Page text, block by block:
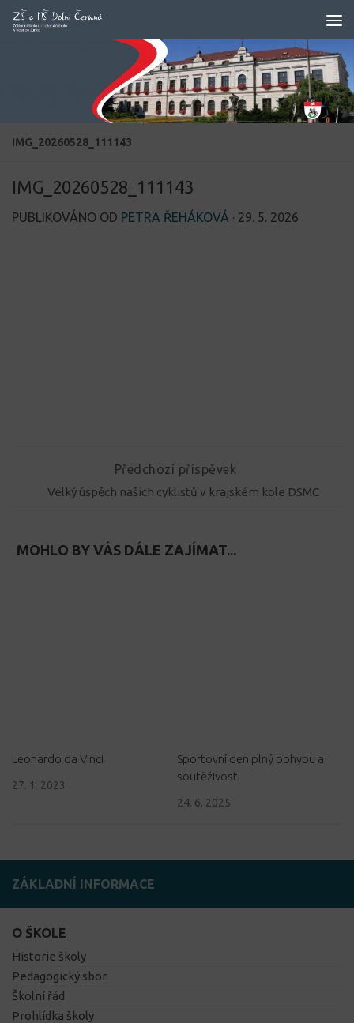
Skip to content
IMG_20260528_111143
IMG_20260528_111143
PUBLIKOVÁNO OD PETRA ŘEHÁKOVÁ · 29. 5. 2026
Předchozí příspěvek
Velký úspěch našich cyklistů v krajském kole DSMC
MOHLO BY VÁS DÁLE ZAJÍMAT...
Leonardo da Vinci
27. 1. 2023
Sportovní den plný pohybu a
soutěživosti
24. 6. 2025
ZÁKLADNÍ INFORMACE
O ŠKOLE
Historie školy
Pedagogický sbor
Školní řád
Prohlídka školy